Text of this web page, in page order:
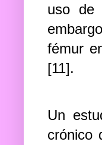
uso de
fémur
[11].
Un
crónico